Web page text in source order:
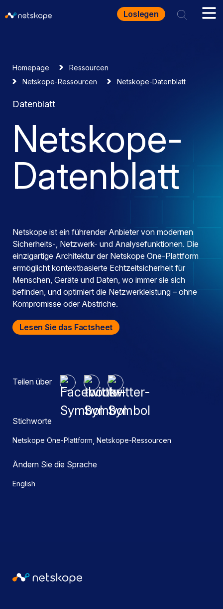
Loslegen
Homepage
Ressourcen
Netskope-Ressourcen
Netskope-Datenblatt
Datenblatt
Netskope-
Datenblatt
Netskope ist ein führender Anbieter von modernen
Sicherheits-, Netzwerk- und Analysefunktionen. Die
einzigartige Architektur der Netskope One-Plattform
ermöglicht kontextbasierte Echtzeitsicherheit für
Menschen, Geräte und Daten, wo immer sie sich
befinden, und optimiert die Netzwerkleistung – ohne
Kompromisse oder Abstriche.
Lesen Sie das Factsheet
Teilen über
Stichworte
Netskope One-Plattform, Netskope-Ressourcen
Ändern Sie die Sprache
English